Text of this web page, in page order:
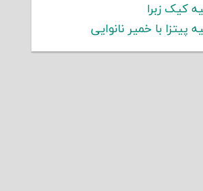
کیک زبرا
پیتزا با خمیر نانوایی